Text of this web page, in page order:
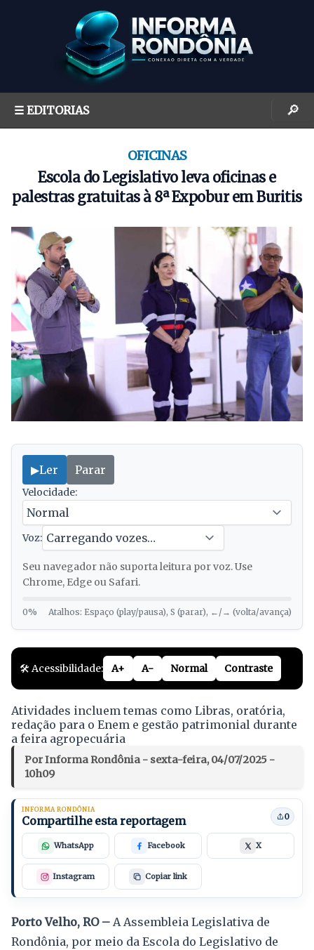
☰ EDITORIAS 🔎
OFICINAS
Escola do Legislativo leva oficinas e
palestras gratuitas à 8ª Expobur em Buritis
▶Ler Parar
Velocidade:
Voz:
Seu navegador não suporta leitura por voz. Use
Chrome, Edge ou Safari.
0% Atalhos: Espaço (play/pausa), S (parar), ←/→ (volta/avança)
🛠️ Acessibilidade: A+ A- Normal Contraste
Atividades incluem temas como Libras, oratória,
redação para o Enem e gestão patrimonial durante
a feira agropecuária
Por Informa Rondônia - sexta-feira, 04/07/2025 -
10h09
INFORMA RONDÔNIA
Compartilhe esta reportagem 0
WhatsApp Facebook X
Instagram Copiar link
Porto Velho, RO – A Assembleia Legislativa de
Rondônia, por meio da Escola do Legislativo de